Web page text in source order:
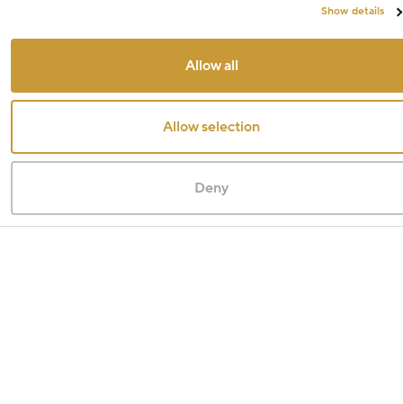
Show details
Allow all
Allow selection
Deny